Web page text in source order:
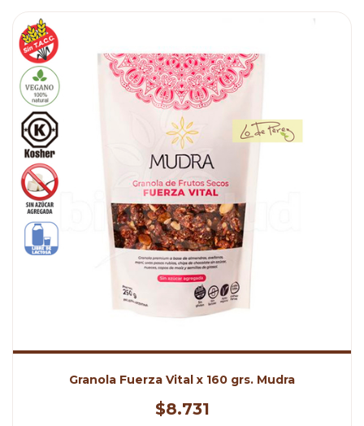
Granola Fuerza Vital x 160 grs. Mudra
$8.731